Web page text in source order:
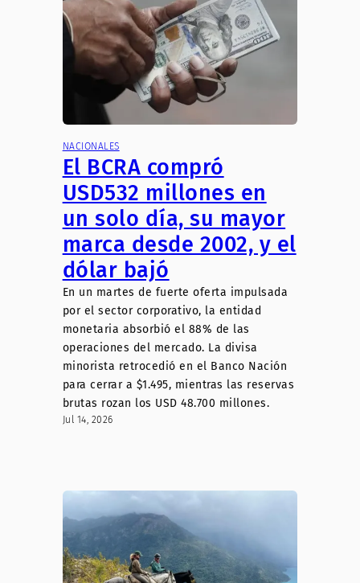
NACIONALES
El BCRA compró
USD532 millones en
un solo día, su mayor
marca desde 2002, y el
dólar bajó
En un martes de fuerte oferta impulsada
por el sector corporativo, la entidad
monetaria absorbió el 88% de las
operaciones del mercado. La divisa
minorista retrocedió en el Banco Nación
para cerrar a $1.495, mientras las reservas
brutas rozan los USD 48.700 millones.
Jul 14, 2026